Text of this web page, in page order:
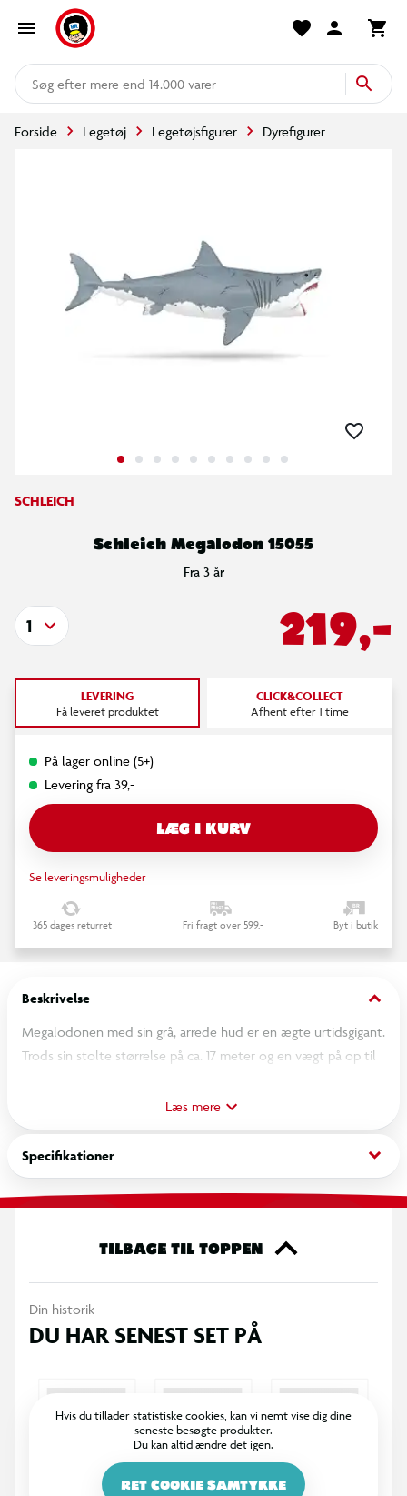
mere end 14.000 varer
Forside Legetøj Legetøjsfigurer Dyrefigurer
SCHLEICH
Schleich Megalodon 15055
Fra 3 år
219,-
1
LEVERING
Få leveret produktet
CLICK&COLLECT
Afhent efter 1 time
På lager online (5+)
Levering fra 39,-
LÆG I KURV
Se leveringsmuligheder
365 dages returret Fri fragt over 599,- Byt i butik
Beskrivelse keyboard_arrow_down
Megalodonen med sin grå, arrede hud er en ægte urtidsgigant.
Trods sin stolte størrelse på ca. 17 meter og en vægt på op til
Og det er ikke så underligt: På grund af sin størrelse er den
altid sulten og skal spise meget. Truende åbner den sin store
mund og viser sine skarpe hajtænder. Når den griber fat, er
der ingen nåde!
Læs mere
Specifikationer keyboard_arrow_down
TILBAGE TIL TOPPEN
Din historik
DU HAR SENEST SET PÅ
Hvis du tillader statistiske cookies, kan vi nemt vise dig dine
seneste besøgte produkter.
Du kan altid ændre det igen.
RET COOKIE SAMTYKKE